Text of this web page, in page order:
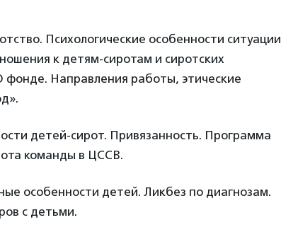
Психологические особенности ситуации
к детям-сиротам и сиротских
фонде. Направления работы, этические
детей-сирот. Привязанность. Программа
команды в ЦССВ.
особенности детей. Ликбез по диагнозам.
с детьми.